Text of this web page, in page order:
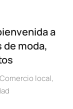
a
de moda,
Comercio local,